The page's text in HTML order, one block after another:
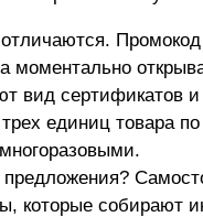
моментально
вид сертификатов
единиц товара
предложения?
которые собирают